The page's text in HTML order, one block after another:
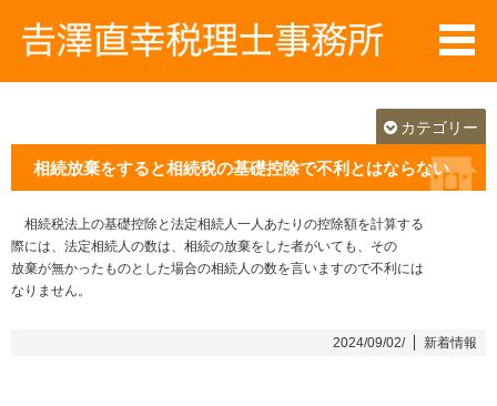
カテゴリー
相続放棄をすると相続税の基礎控除で不利とはならない
相続税法上の基礎控除と法定相続人一人あたりの控除額を計算する
際には、法定相続人の数は、相続の放棄をした者がいても、その
放棄が無かったものとした場合の相続人の数を言いますので不利には
なりません。
2024/09/02/ 新着情報